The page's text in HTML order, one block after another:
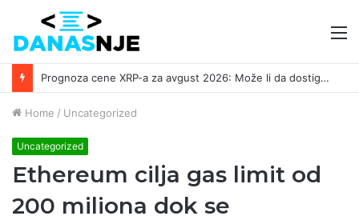
Prognoza cene XRP-a za avgust 2026: Može li da dostigne 1,50 dolara? ￼
Home / Uncategorized
Uncategorized
Ethereum cilja gas limit od
200 miliona dok se